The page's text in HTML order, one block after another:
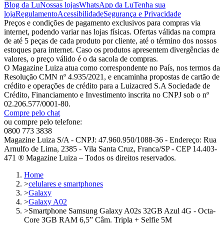
Blog da LuNossas lojasWhatsApp da LuTenha sua
lojaRegulamentoAcessibilidadeSegurança e Privacidade
Preços e condições de pagamento exclusivos para compras via
internet, podendo variar nas lojas físicas. Ofertas válidas na compra
de até 5 peças de cada produto por cliente, até o término dos nossos
estoques para internet. Caso os produtos apresentem divergências de
valores, o preço válido é o da sacola de compras.
O Magazine Luiza atua como correspondente no País, nos termos da
Resolução CMN nº 4.935/2021, e encaminha propostas de cartão de
crédito e operações de crédito para a Luizacred S.A Sociedade de
Crédito, Financiamento e Investimento inscrita no CNPJ sob o nº
02.206.577/0001-80.
Compre pelo chat
ou compre pelo telefone:
0800 773 3838
Magazine Luiza S/A - CNPJ: 47.960.950/1088-36 - Endereço: Rua
Arnulfo de Lima, 2385 - Vila Santa Cruz, Franca/SP - CEP 14.403-
471 ® Magazine Luiza – Todos os direitos reservados.
Home
>celulares e smartphones
>Galaxy
>Galaxy A02
>Smartphone Samsung Galaxy A02s 32GB Azul 4G - Octa-
Core 3GB RAM 6,5” Câm. Tripla + Selfie 5M